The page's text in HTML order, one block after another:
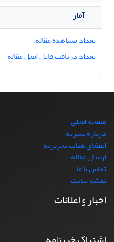
آمار
تعداد مشاهده مقاله
تعداد دریافت فایل اصل مقاله
صفحه اصلی
درباره نشریه
اعضای هیات تحریریه
ارسال مقاله
تماس با ما
نقشه سایت
اخبار و اعلانات